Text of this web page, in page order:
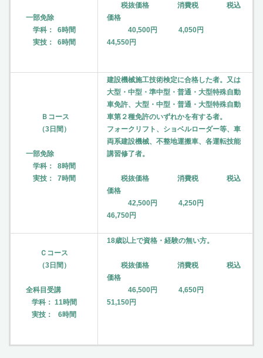
一部免除
学科： 6時間
実技： 6時間
税抜価格 消費税 税込
価格
40,500円 4,050円
44,550円
Ｂコース
（3日間）
一部免除
学科： 8時間
実技： 7時間
建設機械施工技術検定に合格した者。又は
大型・中型・準中型・普通・大型特殊自動
車免許、大型・中型・普通・大型特殊自動
車第２種免許のいずれかを有する者。
フォークリフト、ショベルローダー等、車
両系建設機械、不整地運搬車、各運転技能
講習修了者。
税抜価格 消費税 税込
価格
42,500円 4,250円
46,750円
Ｃコース
（3日間）
全科目受講
学科： 11時間
実技： 6時間
18歳以上で資格・経験の無い方。
税抜価格 消費税 税込
価格
46,500円 4,650円
51,150円